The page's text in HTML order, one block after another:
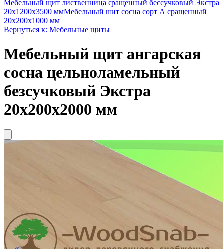
Мебельный щит лиственница сращенный бессучковый Экстра
20x1200x3500 ммМебельный щит сосна сорт А сращенный
20х200х1000 мм
Вернуться к: Мебельные щиты
Мебельный щит ангарская
сосна цельноламельный
безсучковый Экстра
20x200x2000 мм